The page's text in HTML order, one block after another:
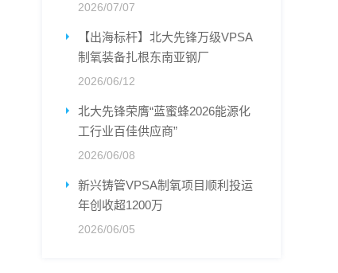
2026/07/07
【出海标杆】北大先锋万级VPSA
制氧装备扎根东南亚钢厂
2026/06/12
北大先锋荣膺“蓝蜜蜂2026能源化
工行业百佳供应商”
2026/06/08
新兴铸管VPSA制氧项目顺利投运
年创收超1200万
2026/06/05